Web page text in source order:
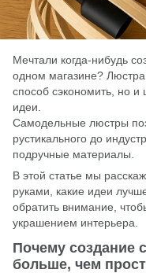
Мечтали когда-нибудь
одном магазине?
способ сэкономить, но и
идеи.
Самодельные люстры
рустикального до
подручные материалы.
В этой статье мы
руками, какие идеи
обратить внимание,
украшением интерьера.
Почему создание
больше, чем